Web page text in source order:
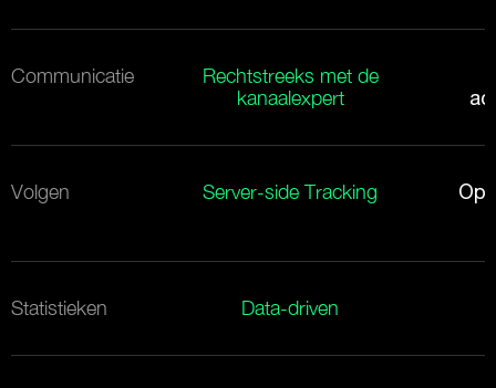
Communicatie
Rechtstreeks met de
kanaalexpert
Volgen Server-side Tracking
Op
Statistieken Data-driven